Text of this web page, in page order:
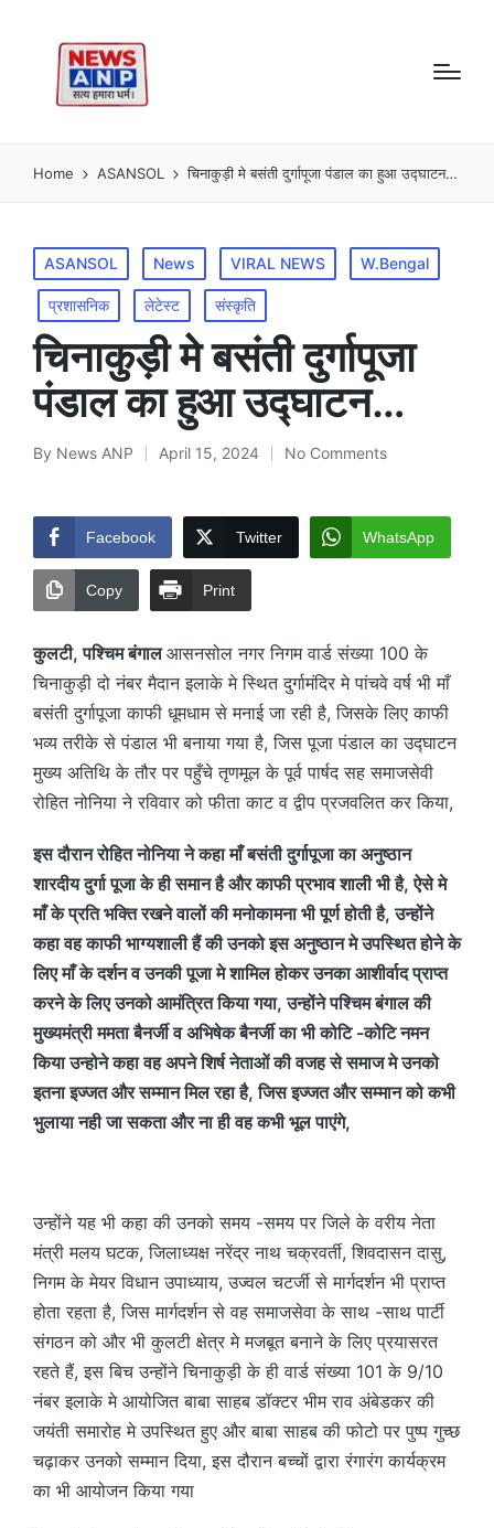
Home ASANSOL चिनाकुड़ी मे बसंती दुर्गापूजा पंडाल का हुआ उद्घाटन…
Posted
in
ASANSOL News VIRAL NEWS W.Bengal
प्रशासनिक लेटेस्ट संस्कृति
चिनाकुड़ी मे बसंती दुर्गापूजा
पंडाल का हुआ उद्घाटन…
Posted
By News ANP April 15, 2024 No Comments
Facebook Twitter WhatsApp
Copy Print
कुलटी, पश्चिम बंगालआसनसोल नगर निगम वार्ड संख्या 100 के
चिनाकुड़ी दो नंबर मैदान इलाके मे स्थित दुर्गामंदिर मे पांचवे वर्ष भी माँ
बसंती दुर्गापूजा काफी धूमधाम से मनाई जा रही है, जिसके लिए काफी
भव्य तरीके से पंडाल भी बनाया गया है, जिस पूजा पंडाल का उद्घाटन
मुख्य अतिथि के तौर पर पहुँचे तृणमूल के पूर्व पार्षद सह समाजसेवी
रोहित नोनिया ने रविवार को फीता काट व द्वीप प्रजवलित कर किया,
इस दौरान रोहित नोनिया ने कहा माँ बसंती दुर्गापूजा का अनुष्ठान
शारदीय दुर्गा पूजा के ही समान है और काफी प्रभाव शाली भी है, ऐसे मे
माँ के प्रति भक्ति रखने वालों की मनोकामना भी पूर्ण होती है, उन्होंने
कहा वह काफी भाग्यशाली हैं की उनको इस अनुष्ठान मे उपस्थित होने के
लिए माँ के दर्शन व उनकी पूजा मे शामिल होकर उनका आशीर्वाद प्राप्त
करने के लिए उनको आमंत्रित किया गया, उन्होंने पश्चिम बंगाल की
मुख्यमंत्री ममता बैनर्जी व अभिषेक बैनर्जी का भी कोटि -कोटि नमन
किया उन्होने कहा वह अपने शिर्ष नेताओं की वजह से समाज मे उनको
इतना इज्जत और सम्मान मिल रहा है, जिस इज्जत और सम्मान को कभी
भुलाया नही जा सकता और ना ही वह कभी भूल पाएंगे,
उन्होंने यह भी कहा की उनको समय -समय पर जिले के वरीय नेता
मंत्री मलय घटक, जिलाध्यक्ष नरेंद्र नाथ चक्रवर्ती, शिवदासन दासु,
निगम के मेयर विधान उपाध्याय, उज्वल चटर्जी से मार्गदर्शन भी प्राप्त
होता रहता है, जिस मार्गदर्शन से वह समाजसेवा के साथ -साथ पार्टी
संगठन को और भी कुलटी क्षेत्र मे मजबूत बनाने के लिए प्रयासरत
रहते हैं, इस बिच उन्होंने चिनाकुड़ी के ही वार्ड संख्या 101 के 9/10
नंबर इलाके मे आयोजित बाबा साहब डॉक्टर भीम राव अंबेडकर की
जयंती समारोह मे उपस्थित हुए और बाबा साहब की फोटो पर पुष्प गुच्छ
चढ़ाकर उनको सम्मान दिया, इस दौरान बच्चों द्वारा रंगारंग कार्यक्रम
का भी आयोजन किया गया